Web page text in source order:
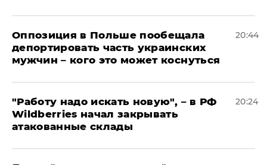
Оппозиция в Польше пообещала
депортировать часть украинских
мужчин – кого это может коснуться
20:44
"Работу надо искать новую", – в РФ
Wildberries начал закрывать
атакованные склады
20:24